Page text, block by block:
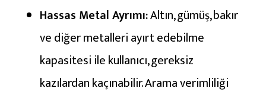
u
l
l
a
Hassas Metal Ayrımı:Altın, gümüş, bakır
ve diğer metalleri ayırt edebilme
kapasitesi ile kullanıcı, gereksiz
kazılardan kaçınabilir. Arama verimliliği